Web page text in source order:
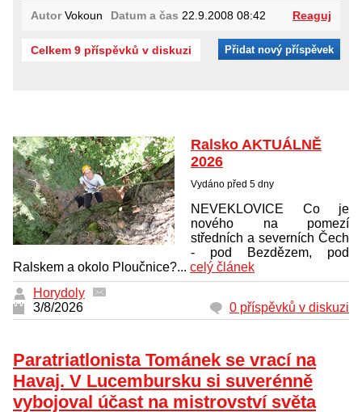
AutorVokoun Datum a čas 22.9.2008 08:42 Reaguj
Celkem 9 příspěvků v diskuzi Přidat nový příspěvek
Ralsko AKTUÁLNĚ
2026
Vydáno před 5 dny
NEVEKLOVICE Co je
nového na pomezí
středních a severních Čech
- pod Bezdězem, pod
Ralskem a okolo Ploučnice?... celý článek
Horydoly
3/8/2026
0 příspěvků v diskuzi
Paratriatlonista Tománek se vrací na
Havaj. V Lucembursku si suverénně
vybojoval účast na mistrovství světa